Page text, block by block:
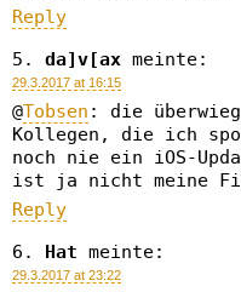
Reply
da]v[ax meinte:
29.3.2017 at 16:15
@Tobsen : die
Kollegen, die ich
noch nie ein iOS-
ist ja nicht meine
Reply
Hat meinte:
29.3.2017 at 23:22